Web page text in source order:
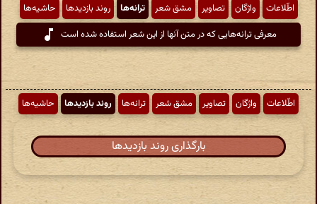
اطّلاعات واژگان تصاویر مشق شعر ترانه‌ها روند بازدیدها
حاشیه‌ها
معرفی ترانه‌هایی که در متن آنها از این شعر استفاده شده است
اطّلاعات واژگان تصاویر مشق شعر ترانه‌ها روند بازدیدها حاشیه‌ها
بارگذاری روند بازدیدها